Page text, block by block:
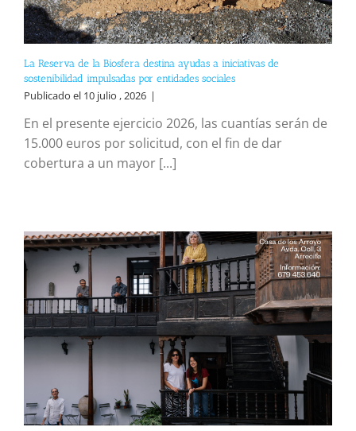
La Reserva de la Biosfera destina ayudas a iniciativas de
sostenibilidad impulsadas por entidades sociales
Publicado el 10 julio , 2026 |
En el presente ejercicio 2026, las cuantías serán de
15.000 euros por solicitud, con el fin de dar
cobertura a un mayor [...]